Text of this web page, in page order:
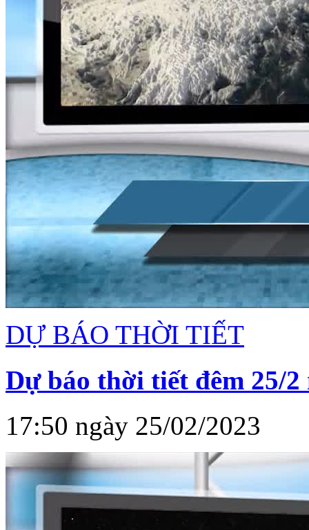
DỰ BÁO THỜI TIẾT
Dự báo thời tiết đêm 25/2
17:50 ngày 25/02/2023